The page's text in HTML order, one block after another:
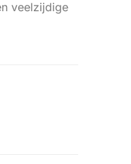
veelzijdige